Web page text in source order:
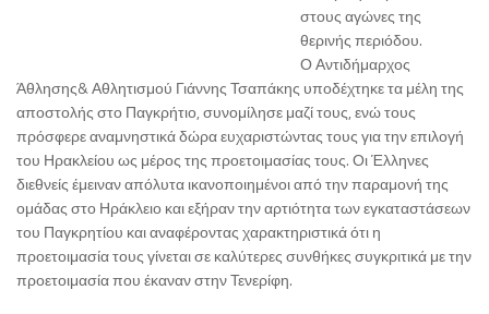
στους αγώνες της
θερινής περιόδου.
Ο Αντιδήμαρχος
Άθλησης& Αθλητισμού Γιάννης Τσαπάκης υποδέχτηκε τα μέλη της
αποστολής στο Παγκρήτιο, συνομίλησε μαζί τους, ενώ τους
πρόσφερε αναμνηστικά δώρα ευχαριστώντας τους για την επιλογή
του Ηρακλείου ως μέρος της προετοιμασίας τους. Οι Έλληνες
διεθνείς έμειναν απόλυτα ικανοποιημένοι από την παραμονή της
ομάδας στο Ηράκλειο και εξήραν την αρτιότητα των εγκαταστάσεων
του Παγκρητίου και αναφέροντας χαρακτηριστικά ότι η
προετοιμασία τους γίνεται σε καλύτερες συνθήκες συγκριτικά με την
προετοιμασία που έκαναν στην Τενερίφη.